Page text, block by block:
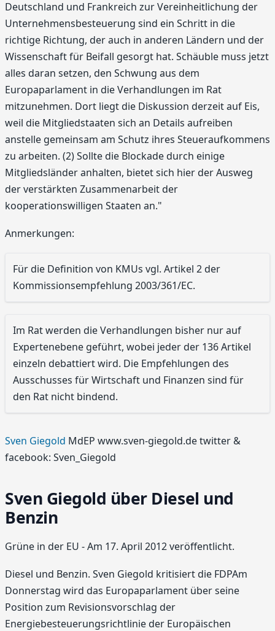
Deutschland und Frankreich zur Vereinheitlichung der
Unternehmensbesteuerung sind ein Schritt in die
richtige Richtung, der auch in anderen Ländern und der
Wissenschaft für Beifall gesorgt hat. Schäuble muss jetzt
alles daran setzen, den Schwung aus dem
Europaparlament in die Verhandlungen im Rat
mitzunehmen. Dort liegt die Diskussion derzeit auf Eis,
weil die Mitgliedstaaten sich an Details aufreiben
anstelle gemeinsam am Schutz ihres Steueraufkommens
zu arbeiten. (2) Sollte die Blockade durch einige
Mitgliedsländer anhalten, bietet sich hier der Ausweg
der verstärkten Zusammenarbeit der
kooperationswilligen Staaten an."
Anmerkungen:
Für die Definition von KMUs vgl. Artikel 2 der
Kommissionsempfehlung 2003/361/EC.
Im Rat werden die Verhandlungen bisher nur auf
Expertenebene geführt, wobei jeder der 136 Artikel
einzeln debattiert wird. Die Empfehlungen des
Ausschusses für Wirtschaft und Finanzen sind für
den Rat nicht bindend.
Sven Giegold MdEP www.sven-giegold.de twitter &
facebook: Sven_Giegold
Sven Giegold über Diesel und
Benzin
Grüne in der EU - Am 17. April 2012 veröffentlicht.
Diesel und Benzin. Sven Giegold kritisiert die FDPAm
Donnerstag wird das Europaparlament über seine
Position zum Revisionsvorschlag der
Energiebesteuerungsrichtlinie der Europäischen